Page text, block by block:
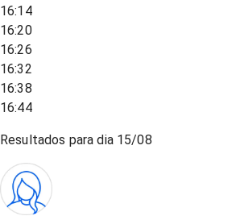
16:14
16:20
16:26
16:32
16:38
16:44
Resultados para dia 15/08